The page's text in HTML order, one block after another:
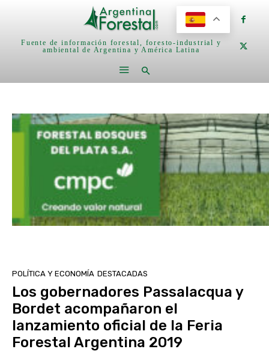
Fuente de información forestal, foresto-industrial y
ambiental de Argentina y América Latina
POLÍTICA Y ECONOMÍA DESTACADAS
Los gobernadores Passalacqua y
Bordet acompañaron el
lanzamiento oficial de la Feria
Forestal Argentina 2019